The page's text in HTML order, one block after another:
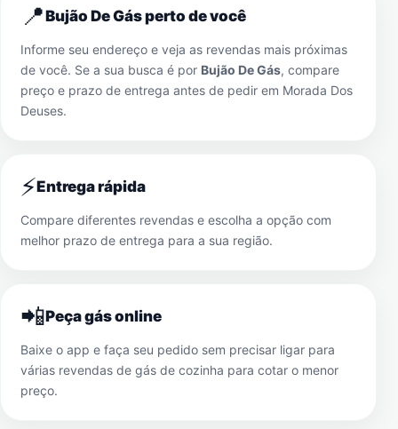
📍Bujão De Gás perto de você
Informe seu endereço e veja as revendas mais próximas
de você. Se a sua busca é por Bujão De Gás, compare
preço e prazo de entrega antes de pedir em Morada Dos
Deuses.
⚡Entrega rápida
Compare diferentes revendas e escolha a opção com
melhor prazo de entrega para a sua região.
📲Peça gás online
Baixe o app e faça seu pedido sem precisar ligar para
várias revendas de gás de cozinha para cotar o menor
preço.